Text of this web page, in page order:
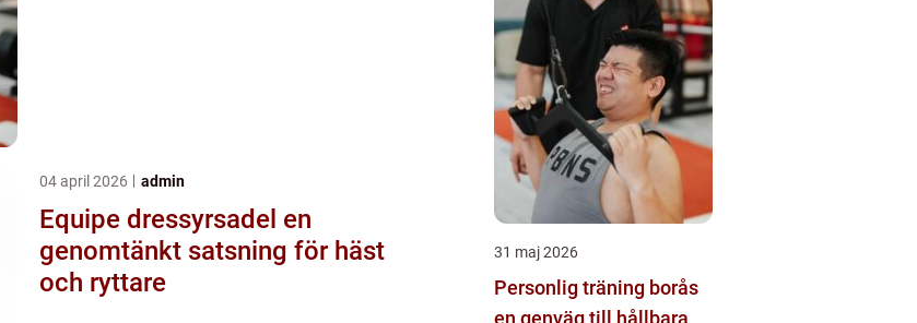
04 april 2026 admin
Equipe dressyrsadel en
genomtänkt satsning för häst
och ryttare
31 maj 2026
Personlig träning borås
en genväg till hållbara